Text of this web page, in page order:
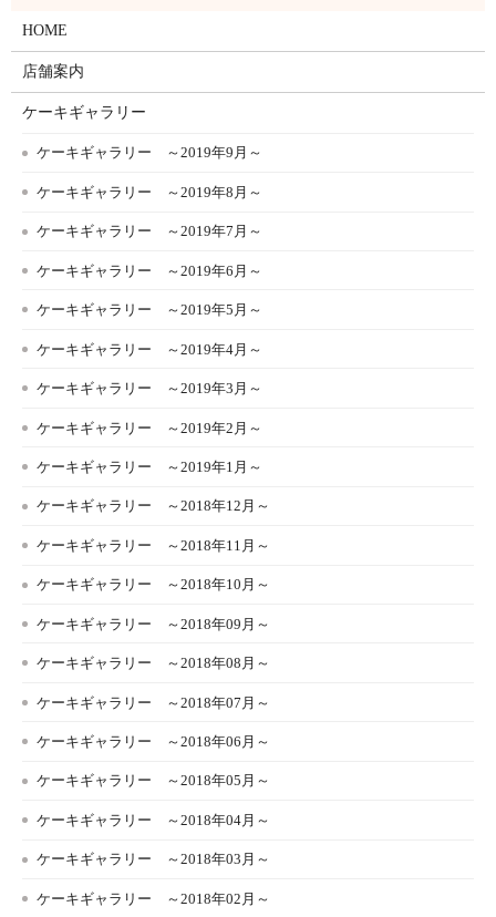
HOME
店舗案内
ケーキギャラリー
ケーキギャラリー ～2019年9月～
ケーキギャラリー ～2019年8月～
ケーキギャラリー ～2019年7月～
ケーキギャラリー ～2019年6月～
ケーキギャラリー ～2019年5月～
ケーキギャラリー ～2019年4月～
ケーキギャラリー ～2019年3月～
ケーキギャラリー ～2019年2月～
ケーキギャラリー ～2019年1月～
ケーキギャラリー ～2018年12月～
ケーキギャラリー ～2018年11月～
ケーキギャラリー ～2018年10月～
ケーキギャラリー ～2018年09月～
ケーキギャラリー ～2018年08月～
ケーキギャラリー ～2018年07月～
ケーキギャラリー ～2018年06月～
ケーキギャラリー ～2018年05月～
ケーキギャラリー ～2018年04月～
ケーキギャラリー ～2018年03月～
ケーキギャラリー ～2018年02月～